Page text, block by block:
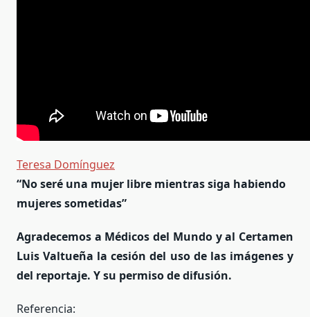
Teresa Domínguez
“No seré una mujer libre mientras siga habiendo
mujeres sometidas”
Agradecemos a Médicos del Mundo y al Certamen
Luis Valtueña la cesión del uso de las imágenes y
del reportaje. Y su permiso de difusión.
Referencia: